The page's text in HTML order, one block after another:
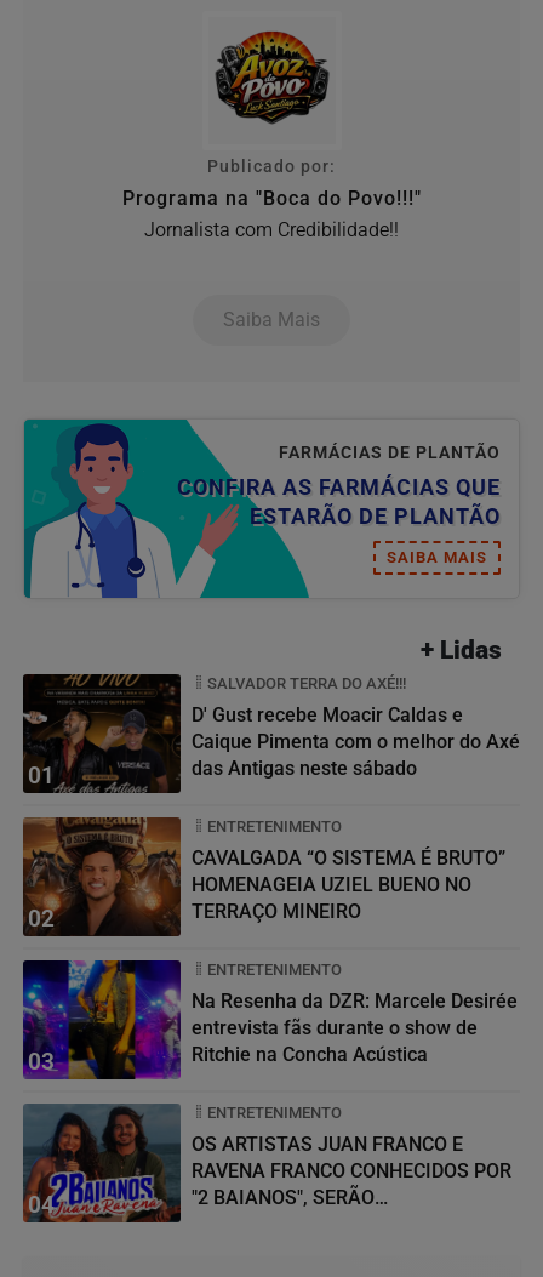
Publicado por:
Programa na "Boca do Povo!!!"
Jornalista com Credibilidade!!
Saiba Mais
FARMÁCIAS DE PLANTÃO
CONFIRA AS FARMÁCIAS QUE
ESTARÃO DE PLANTÃO
SAIBA MAIS
+ Lidas
01
SALVADOR TERRA DO AXÉ!!!
D' Gust recebe Moacir Caldas e
Caique Pimenta com o melhor do Axé
das Antigas neste sábado
02
ENTRETENIMENTO
CAVALGADA “O SISTEMA É BRUTO”
HOMENAGEIA UZIEL BUENO NO
TERRAÇO MINEIRO
03
ENTRETENIMENTO
Na Resenha da DZR: Marcele Desirée
entrevista fãs durante o show de
Ritchie na Concha Acústica
04
ENTRETENIMENTO
OS ARTISTAS JUAN FRANCO E
RAVENA FRANCO CONHECIDOS POR
"2 BAIANOS", SERÃO